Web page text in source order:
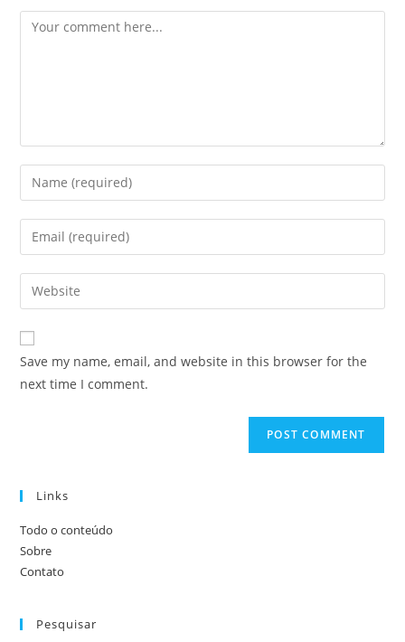
Comment
Enter
your
name
comment
Enter
your
email
address
comment
Enter
your
website
URL
(optional)
Save my name, email, and website in this browser for the
next time I comment.
Links
Todo o conteúdo
Sobre
Contato
Pesquisar